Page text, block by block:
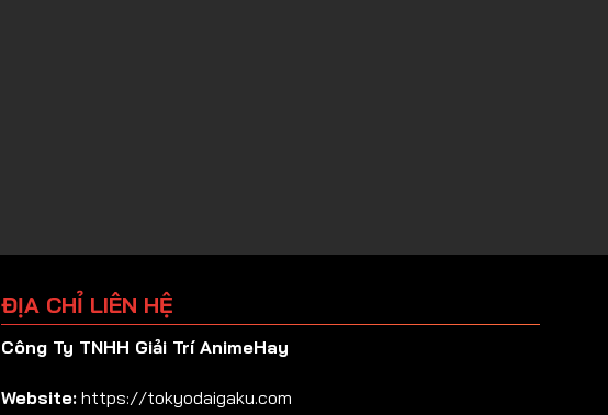
ĐỊA CHỈ LIÊN HỆ
Công Ty TNHH Giải Trí AnimeHay
Website: https://tokyodaigaku.com